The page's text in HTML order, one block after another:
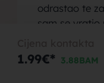
odrastao te
sam se vratio
poglavlje
mir,mogu reći
ambicionizna
1.99€* 3.88BAM
za